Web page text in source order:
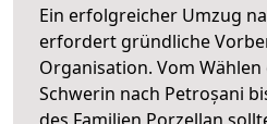
Ein erfolgreicher Umzug
erfordert gründliche
Organisation. Vom
Schwerin nach Petroșani